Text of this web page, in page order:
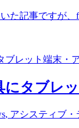
た記事ですが
にタブレ
, アシスティブ・